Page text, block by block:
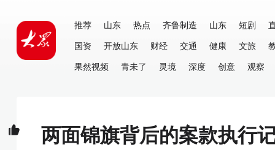
推荐 山东 热点 齐鲁制造 山东 短剧
国资
开放山东 财经 交通 健康 文旅
果然视频
青未了 灵境 深度 创意 观察
两面锦旗背后的案款执行